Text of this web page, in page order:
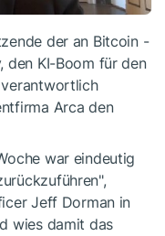
der an Bitcoin -
den KI-Boom für den
Arca den
war eindeutig
Jeff Dorman in
wies damit das